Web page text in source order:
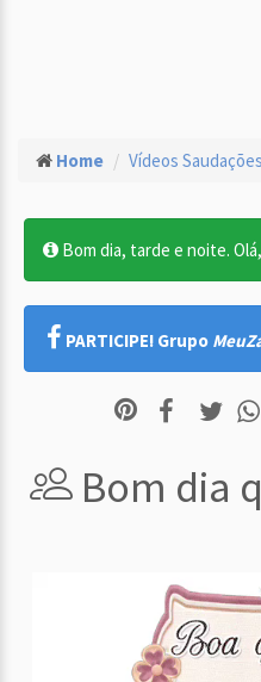
Home Vídeos Saudações
Bom dia, tarde e noite.
PARTICIPE! Grupo
Bom dia